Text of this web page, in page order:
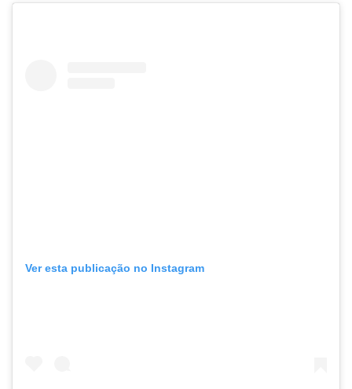
Ver esta publicação no Instagram